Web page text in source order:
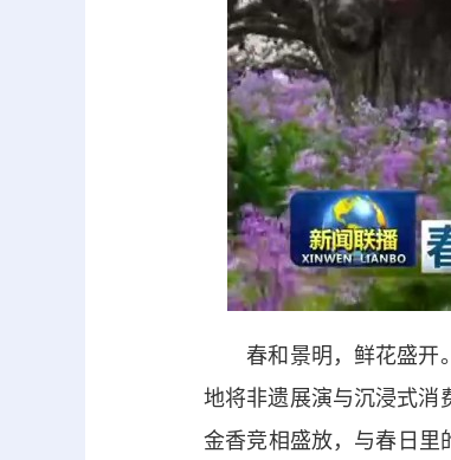
春和景明，鲜花盛开。
地将非遗展演与沉浸式消
金香竞相盛放，与春日里